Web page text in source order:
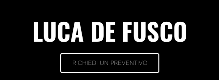
LUCA DE FUSCO
RICHIEDI UN PREVENTIVO